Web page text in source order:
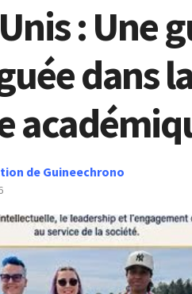
: Une
dans
de Guineechrono